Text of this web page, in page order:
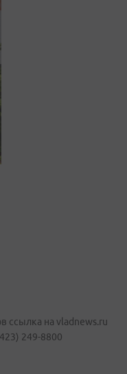
ссылка на vladnews.ru
249-8800